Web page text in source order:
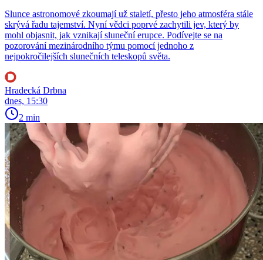
Slunce astronomové zkoumají už staletí, přesto jeho atmosféra stále
skrývá řadu tajemství. Nyní vědci poprvé zachytili jev, který by
mohl objasnit, jak vznikají sluneční erupce. Podívejte se na
pozorování mezinárodního týmu pomocí jednoho z
nejpokročilejších slunečních teleskopů světa.
Hradecká Drbna
dnes, 15:30
2 min